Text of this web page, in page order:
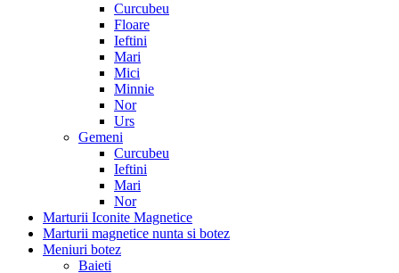
Curcubeu
Floare
Ieftini
Mari
Mici
Minnie
Nor
Urs
Gemeni
Curcubeu
Ieftini
Mari
Nor
Marturii Iconite Magnetice
Marturii magnetice nunta si botez
Meniuri botez
Baieti